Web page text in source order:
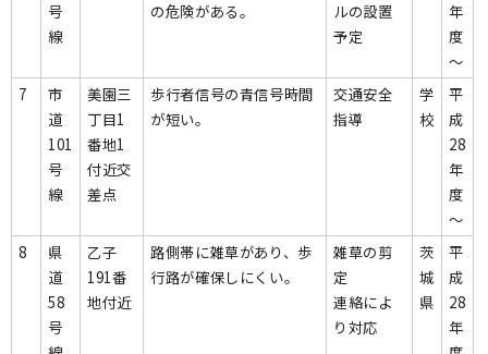
号
線
の危険がある。
ルの設置
予定
年
度
～
7
市
道
101
号
線
美園三
丁目1
番地1
付近交
差点
歩行者信号の青信号時間
が短い。
交通安全
指導
学
校
平
成
28
年
度
～
8
県
道
58
号
乙子
191番
地付近
路側帯に雑草があり、歩
行路が確保しにくい。
雑草の剪
定
連絡によ
り対応
茨
城
県
平
成
28
年